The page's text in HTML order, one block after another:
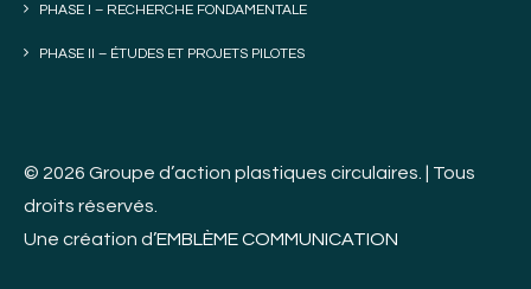
PHASE I – RECHERCHE FONDAMENTALE
PHASE II – ÉTUDES ET PROJETS PILOTES
© 2026 Groupe d’action plastiques circulaires. | Tous
droits réservés.
Une création d’EMBLÈME COMMUNICATION